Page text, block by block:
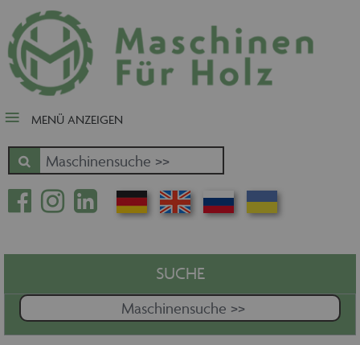
close Submenü
Nach Fertigungsschwerpunkt
Schnäppchen
Zuschnitt - Sägen
Kantenbearbeitung
Fräsen - Bohren - Hobeln - CNC
Oberfläche
Massivholz
Handling - Transportieren -
Stapeln - Verpacken etc.
Absaugen - Versorgen -
MENÜ ANZEIGEN
SUCHE